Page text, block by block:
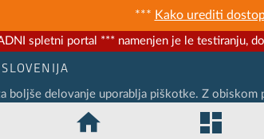
*** Kako urediti
spletni portal *** namenjen je le testiranju,
boljše delovanje uporablja piškotke. Z